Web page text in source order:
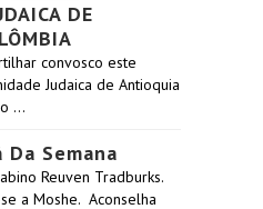
DE
convosco este
Judaica de Antioquia
…
Da Semana
Reuven Tradburks.
a Moshe. Aconselha